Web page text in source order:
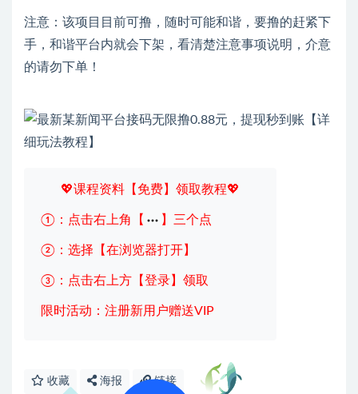
注意：该项目目前可撸，随时可能和谐，要撸的赶紧下
手，和谐平台内就会下架，看清楚注意事项说明，介意
的请勿下单！
💖课程资料【免费】领取教程💖
①：点击右上角【 】三个点
②：选择【在浏览器打开】
③：点击右上方【登录】领取
限时活动：注册新用户赠送VIP
收藏 海报 链接